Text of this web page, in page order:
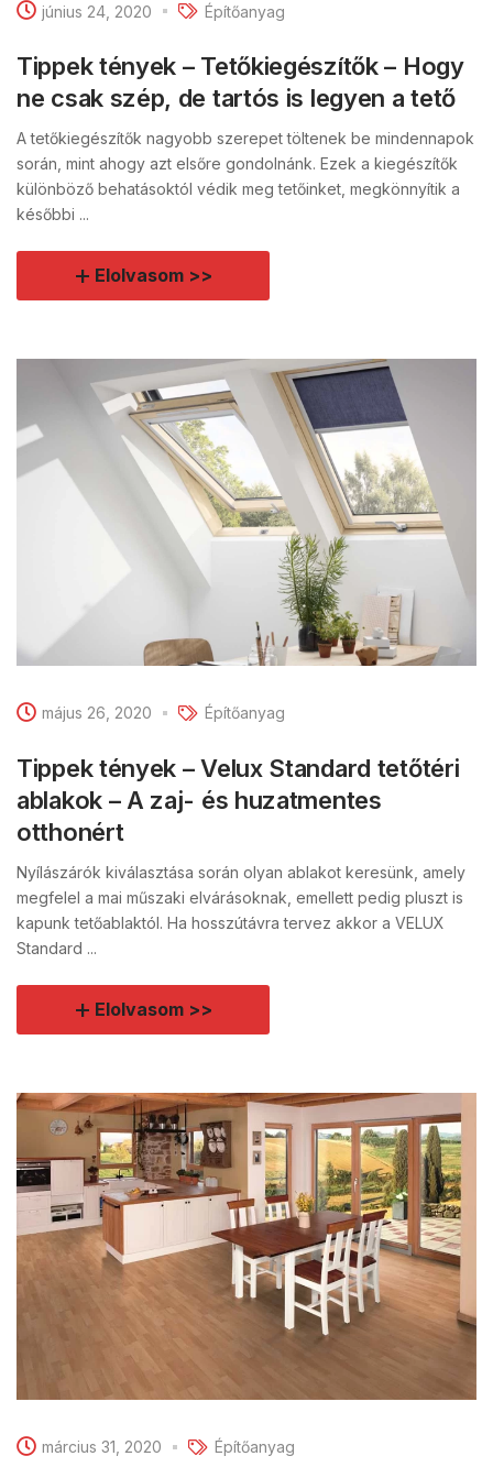
június 24, 2020 Építőanyag
Tippek tények – Tetőkiegészítők – Hogy
ne csak szép, de tartós is legyen a tető
A tetőkiegészítők nagyobb szerepet töltenek be mindennapok
során, mint ahogy azt elsőre gondolnánk. Ezek a kiegészítők
különböző behatásoktól védik meg tetőinket, megkönnyítik a
későbbi ...
Elolvasom >>
május 26, 2020 Építőanyag
Tippek tények – Velux Standard tetőtéri
ablakok – A zaj- és huzatmentes
otthonért
Nyílászárók kiválasztása során olyan ablakot keresünk, amely
megfelel a mai műszaki elvárásoknak, emellett pedig pluszt is
kapunk tetőablaktól. Ha hosszútávra tervez akkor a VELUX
Standard ...
Elolvasom >>
március 31, 2020 Építőanyag